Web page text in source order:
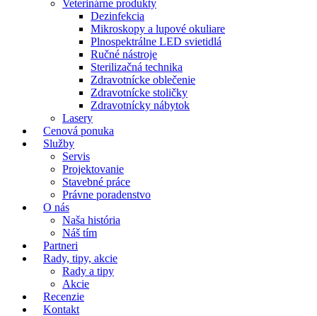
Veterinárne produkty
Dezinfekcia
Mikroskopy a lupové okuliare
Plnospektrálne LED svietidlá
Ručné nástroje
Sterilizačná technika
Zdravotnícke oblečenie
Zdravotnícke stoličky
Zdravotnícky nábytok
Lasery
Cenová ponuka
Služby
Servis
Projektovanie
Stavebné práce
Právne poradenstvo
O nás
Naša história
Náš tím
Partneri
Rady, tipy, akcie
Rady a tipy
Akcie
Recenzie
Kontakt